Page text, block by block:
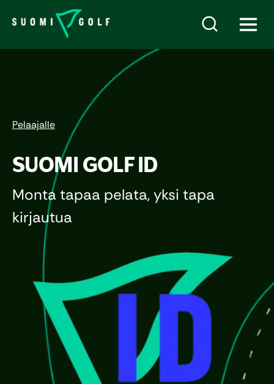
Pelaajalle
SUOMI GOLF ID
Monta tapaa pelata, yksi tapa
kirjautua